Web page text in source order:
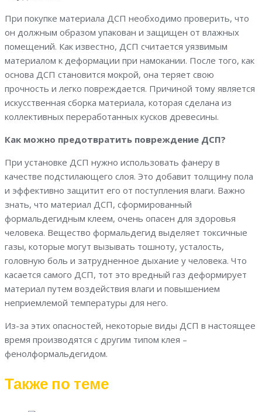
При покупке материала ДСП необходимо проверить, что
он должным образом упакован и защищен от влажных
помещений. Как известно, ДСП считается уязвимым
материалом к деформации при намокании. После того, как
основа ДСП становится мокрой, она теряет свою
прочность и легко повреждается. Причиной тому является
искусственная сборка материала, которая сделана из
коллективных переработанных кусков древесины.
Как можно предотвратить повреждение ДСП?
При установке ДСП нужно использовать фанеру в
качестве подстилающего слоя. Это добавит толщину пола
и эффективно защитит его от поступления влаги. Важно
знать, что материал ДСП, сформированный
формальдегидным клеем, очень опасен для здоровья
человека. Вещество формальдегид выделяет токсичные
газы, которые могут вызывать тошноту, усталость,
головную боль и затрудненное дыхание у человека. Что
касается самого ДСП, тот это вредный газ деформирует
материал путем воздействия влаги и повышением
неприемлемой температуры для него.
Из-за этих опасностей, некоторые виды ДСП в настоящее
время производятся с другим типом клея –
фенолформальдегидом.
Также по теме